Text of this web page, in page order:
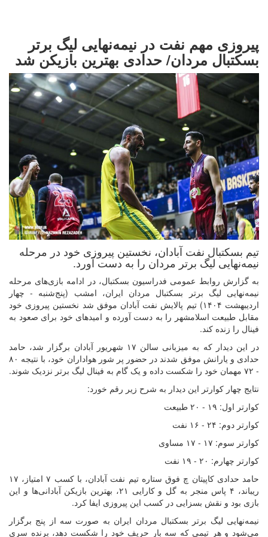
پیروزی مهم نفت در نیمه‌نهایی لیگ برتر
بسکتبال مردان/ حدادی بهترین بازیکن شد
تیم بسکتبال نفت آبادان، نخستین پیروزی خود در مرحله
نیمه‌نهایی لیگ برتر مردان را به دست آورد.
به گزارش روابط عمومی فدراسیون بسکتبال، در ادامه بازی‌های مرحله
نیمه‌نهایی لیگ برتر بسکتبال مردان ایران، امشب (پنج‌شنبه - چهار
اردیبهشت ۱۴۰۴) تیم پالایش نفت آبادان موفق شد نخستین پیروزی خود
مقابل طبیعت اسلامشهر را به دست آورده و امیدهای خود برای صعود به
فینال را زنده کند.
در این دیدار که به میزبانی سالن ۱۷ شهریور آبادان برگزار شد، حامد
حدادی و یارانش موفق شدند در حضور پر شور هواداران خود، با نتیجه ۸۰
- ۷۲ مهمان خود را شکست داده و یک گام به فینال لیگ برتر نزدیک شوند.
نتایج چهار کوارتر این دیدار به شرح زیر رقم خورد:
کوارتر اول: ۱۹ - ۲۰ طبیعت
کوارتر دوم: ۲۴ - ۱۶ نفت
کوارتر سوم: ۱۷ - ۱۷ مساوی
کوارتر چهارم: ۲۰ - ۱۹ نفت
حامد حدادی کاپیتان چ فوق ستاره تیم نفت آبادان، با کسب ۷ امتیاز، ۱۷
ریباند، ۴ پاس منجر به گل و کارایی ۲۱، بهترین بازیکن آبادانی‌ها و این
بازی بود و نقش بسزایی در کسب این پیروزی ایفا کرد.
نیمه‌نهایی لیگ برتر بسکتبال مردان ایران به صورت سه از پنج برگزار
می‌شود و هر تیمی که سه بار حریف خود را شکست دهد، برنده سری